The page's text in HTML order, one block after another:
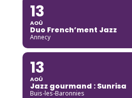
13
AOÛ
Duo French’ment Jazz
Annecy
13
AOÛ
Jazz gourmand : Sunrisa
Buis-les-Baronnies